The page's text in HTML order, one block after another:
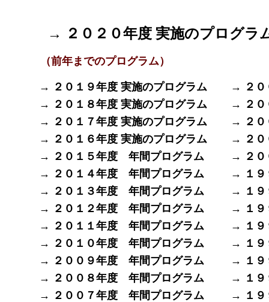
→ ２０２０年度 実施のプログラ
（前年までのプログラム）
→ ２０１９年度 実施のプログラム
→ ２０
→ ２０１８年度 実施のプログラム
→ ２０
→ ２０１７年度 実施のプログラム
→ ２０
→ ２０１６年度 実施のプログラム
→ ２０
→ ２０１５年度 年間プログラム
→ ２０
→ ２０１４年度 年間プログラム
→ １９
→ ２０１３年度 年間プログラム
→ １９
→ ２０１２年度 年間プログラム
→ １９
→ ２０１１年度 年間プログラム
→ １９
→ ２０１０年度 年間プログラム
→ １９
→ ２００９年度 年間プログラム
→ １９
→ ２００８年度 年間プログラム
→ １９
→ ２００７年度 年間プログラム
→ １９